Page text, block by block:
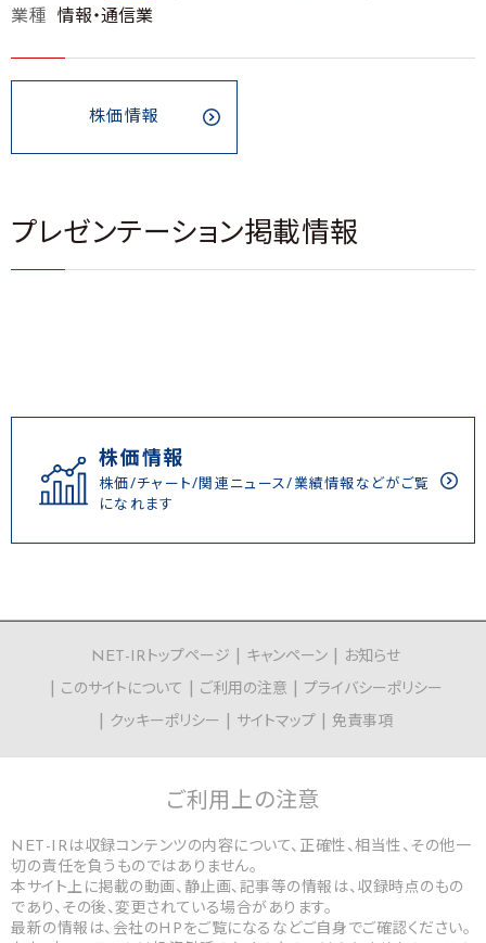
業種
情報・通信業
株価情報
プレゼンテーション掲載情報
株価情報
株価/チャート/関連ニュース/業績情報などがご覧
になれます
NET-IRトップページ キャンペーン
お知らせ
このサイトについて
ご利用の注意
プライバシーポリシー
クッキーポリシー
サイトマップ 免責事項
ご利用上の注意
NET-IRは収録コンテンツの内容について、正確性、相当性、その他一
切の責任を負うものではありません。
本サイト上に掲載の動画、静止画、記事等の情報は、収録時点のもの
であり、その後、変更されている場合があります。
最新の情報は、会社のHPをご覧になるなどご自身でご確認ください。